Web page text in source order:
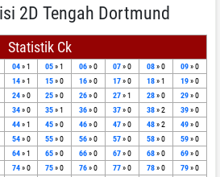
2D Tengah Dortmund
Statistik Ck
04» 1 05» 1 06» 0 07» 0 08» 0 09» 0
14» 1 15» 0 16» 0 17» 0 18» 1 19» 0
24» 0 25» 0 26» 0 27» 1 28» 0 29» 0
34» 0 35» 1 36» 0 37» 0 38» 2 39» 0
44» 1 45» 0 46» 0 47» 0 48» 2 49» 0
54» 0 55» 0 56» 0 57» 0 58» 0 59» 0
64» 1 65» 0 66» 0 67» 0 68» 0 69» 0
74» 0 75» 0 76» 0 77» 0 78» 0 79» 0